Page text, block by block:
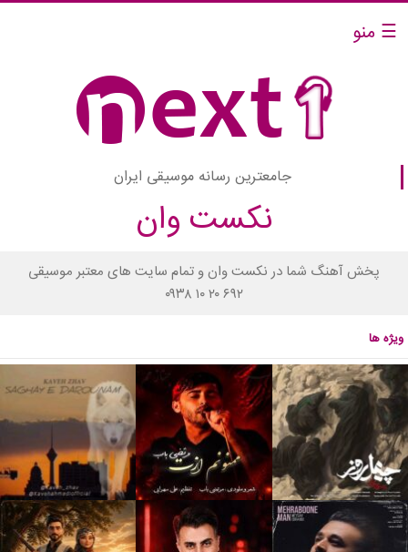
☰ منو
جامعترین رسانه موسیقی ایران
نکست وان
پخش آهنگ شما در نکست وان و تمام سایت های معتبر موسیقی
۰۹۳۸ ۱۰ ۲۰ ۶۹۲
ویژه ها